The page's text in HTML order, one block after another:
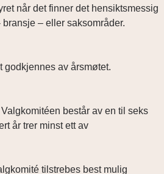
når det finner det hensiktsmessig
– eller saksområder.
godkjennes av årsmøtet.
består av en til seks
år trer minst ett av
tilstrebes best mulig